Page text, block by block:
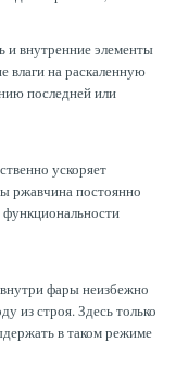
и внутренние элементы
влаги на раскаленную
последней или
ускоряет
ржавчина постоянно
функциональности
фары неизбежно
из строя. Здесь только
в таком режиме